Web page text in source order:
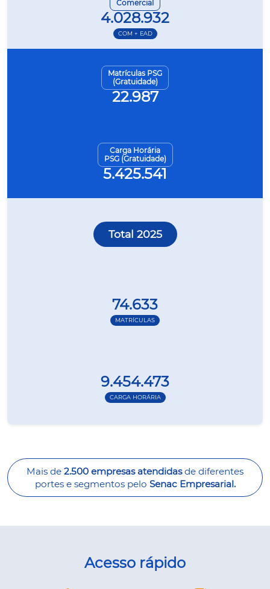
Comercial
4.028.932
COM + EAD
Matrículas PSG
(Gratuidade)
22.987
Carga Horária
PSG (Gratuidade)
5.425.541
Total 2025
74.633
MATRÍCULAS
9.454.473
CARGA HORÁRIA
Mais de 2.500 empresas atendidasde diferentes
portes e segmentos pelo Senac Empresarial.
Acesso rápido